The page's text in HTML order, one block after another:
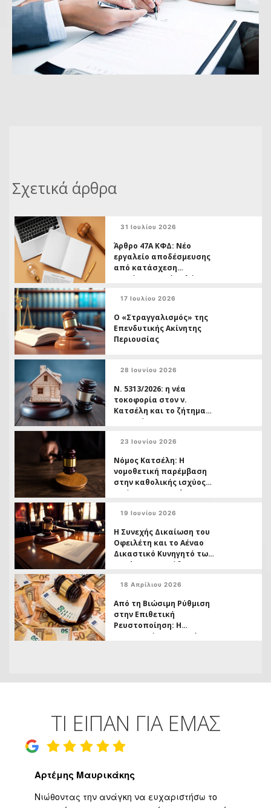
Σχετικά άρθρα
31 Ιουλίου 2026
Άρθρο 47Α ΚΦΔ: Νέο
εργαλείο αποδέσμευσης
από κατάσχεση
ακινήτων χωρίς πλήρη
17 Ιουλίου 2026
Ο «Στραγγαλισμός» της
Επενδυτικής Ακίνητης
Περιουσίας
28 Ιουνίου 2026
Ν. 5313/2026: η νέα
τοκοφορία στον ν.
Κατσέλη και το ζήτημα
της ασύμμετρης
Δανειοληπτών έναντι
23 Ιουνίου 2026
Νόμος Κατσέλη: Η
νομοθετική παρέμβαση
στην καθολικής ισχύος
απόφασης της ΟλΑΠ
ζήτημα των
καταβληθέντων
19 Ιουνίου 2026
Η Συνεχής Δικαίωση του
Οφειλέτη και το Αέναο
Δικαστικό Κυνηγητό των
Funds σε Πρωτόδικο
18 Απρίλιου 2026
Από τη Βιώσιμη Ρύθμιση
στην Επιθετική
Ρευστοποίηση: Η
Δικαστική προστασία
ΤΙ ΕΙΠΑΝ ΓΙΑ ΕΜΑΣ
Αρτέμης Μαυρικάκης
Νιώθοντας την ανάγκη να ευχαριστήσω το